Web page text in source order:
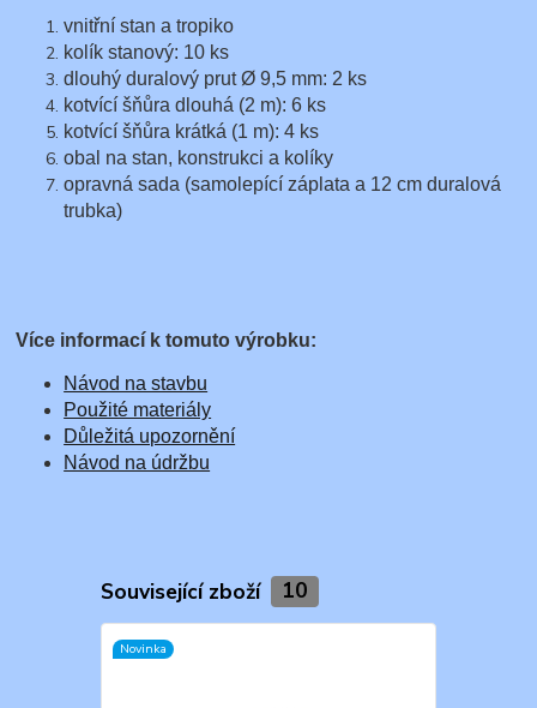
vnitřní stan a tropiko
kolík stanový: 10 ks
dlouhý duralový prut Ø 9,5 mm: 2 ks
kotvící šňůra dlouhá (2 m): 6 ks
kotvící šňůra krátká (1 m): 4 ks
obal na stan, konstrukci a kolíky
opravná sada (samolepící záplata a 12 cm duralová
trubka)
Více informací k tomuto výrobku:
Návod na stavbu
Použité materiály
Důležitá upozornění
Návod na údržbu
Související zboží 10
Novinka